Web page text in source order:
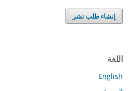
إنشاء طلب نشر
اللغة
English